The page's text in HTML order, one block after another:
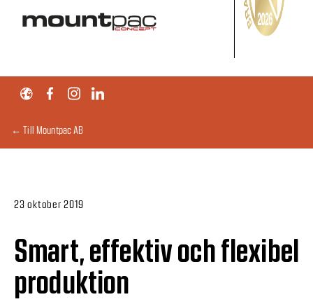
← Till Mountpac AB
23 oktober 2019
Smart, effektiv och flexibel
produktion